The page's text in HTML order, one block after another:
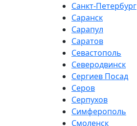
Санкт-Петербург
Саранск
Сарапул
Саратов
Севастополь
Северодвинск
Сергиев Посад
Серов
Серпухов
Симферополь
Смоленск